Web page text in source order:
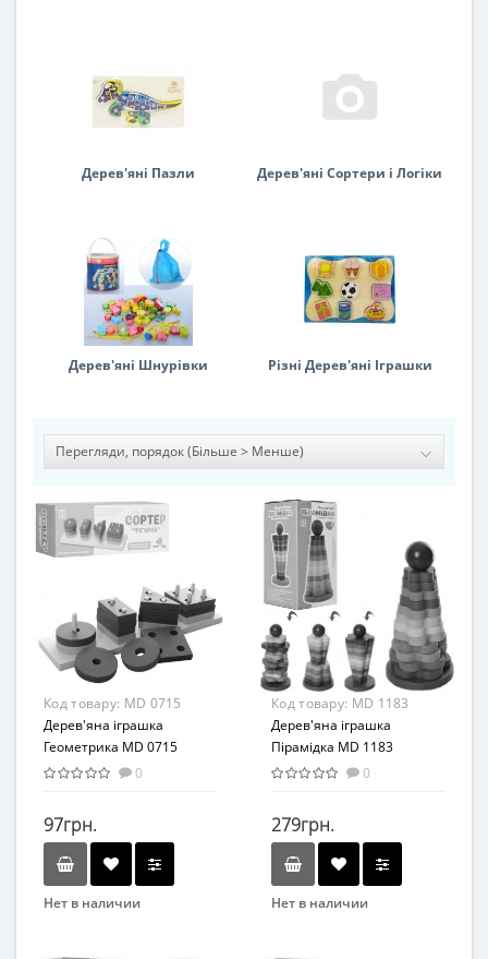
Дерев'яні Пазли Дерев'яні Сортери і Логіки
Дерев'яні Шнурівки Різні Дерев'яні Іграшки
Код товару: MD 0715
Дерев'яна іграшка
Геометрика MD 0715
0
97грн.
Нет в наличии
Код товару: MD 1183
Дерев'яна іграшка
Пірамідка MD 1183
0
279грн.
Нет в наличии